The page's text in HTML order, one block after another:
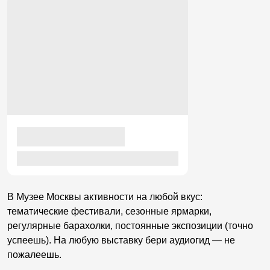
В Музее Москвы активности на любой вкус:
тематические фестивали, сезонные ярмарки,
регулярные барахолки, постоянные экспозиции (точно
успеешь). На любую выставку бери аудиогид — не
пожалеешь.